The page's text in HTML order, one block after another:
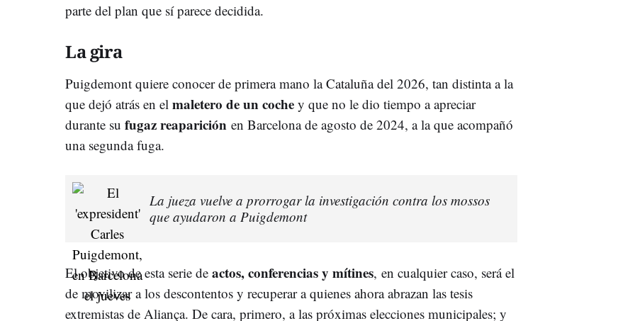
parte del plan que sí parece decidida.
La gira
Puigdemont quiere conocer de primera mano la Cataluña del 2026, tan distinta a la
que dejó atrás en el maletero de un coche y que no le dio tiempo a apreciar
durante su fugaz reaparición en Barcelona de agosto de 2024, a la que acompañó
una segunda fuga.
La jueza vuelve a prorrogar la investigación contra los mossos
que ayudaron a Puigdemont
El objetivo de esta serie de actos, conferencias y mítines, en cualquier caso, será el
de movilizar a los descontentos y recuperar a quienes ahora abrazan las tesis
extremistas de Aliança. De cara, primero, a las próximas elecciones municipales; y